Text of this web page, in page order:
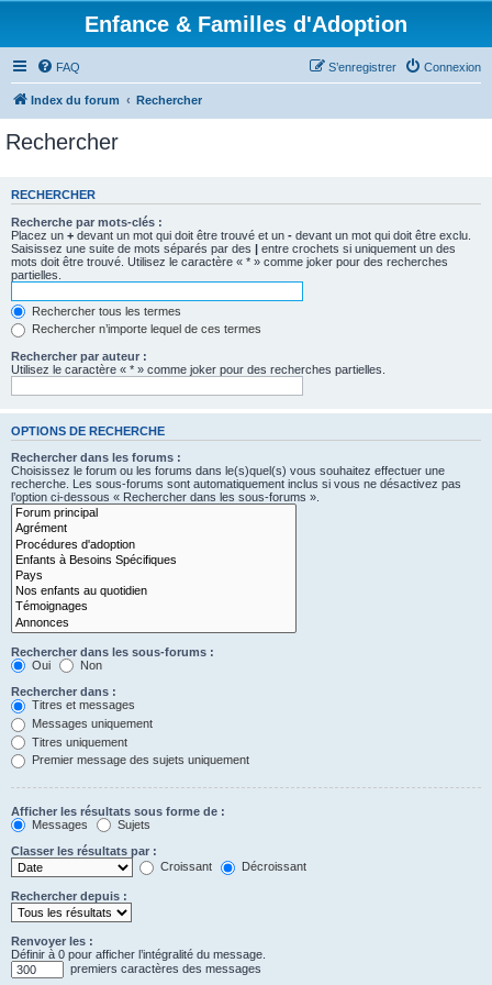
Enfance & Familles d'Adoption
FAQ Connexion
S’enregistrer
Index du forum Rechercher
Rechercher
RECHERCHER
Recherche par mots-clés :
Placez un + devant un mot qui doit être trouvé et un - devant un mot qui doit être exclu.
Saisissez une suite de mots séparés par des | entre crochets si uniquement un des
mots doit être trouvé. Utilisez le caractère « * » comme joker pour des recherches
partielles.
Rechercher tous les termes
Rechercher n’importe lequel de ces termes
Rechercher par auteur :
Utilisez le caractère « * » comme joker pour des recherches partielles.
OPTIONS DE RECHERCHE
Rechercher dans les forums :
Choisissez le forum ou les forums dans le(s)quel(s) vous souhaitez effectuer une
recherche. Les sous-forums sont automatiquement inclus si vous ne désactivez pas
l’option ci-dessous « Rechercher dans les sous-forums ».
Rechercher dans les sous-forums :
Oui
Non
Rechercher dans :
Titres et messages
Messages uniquement
Titres uniquement
Premier message des sujets uniquement
Afficher les résultats sous forme de :
Messages
Sujets
Classer les résultats par :
Croissant
Décroissant
Rechercher depuis :
Renvoyer les :
Définir à 0 pour afficher l’intégralité du message.
premiers caractères des messages